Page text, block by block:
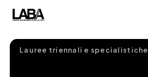
Lauree triennali e specialistiche